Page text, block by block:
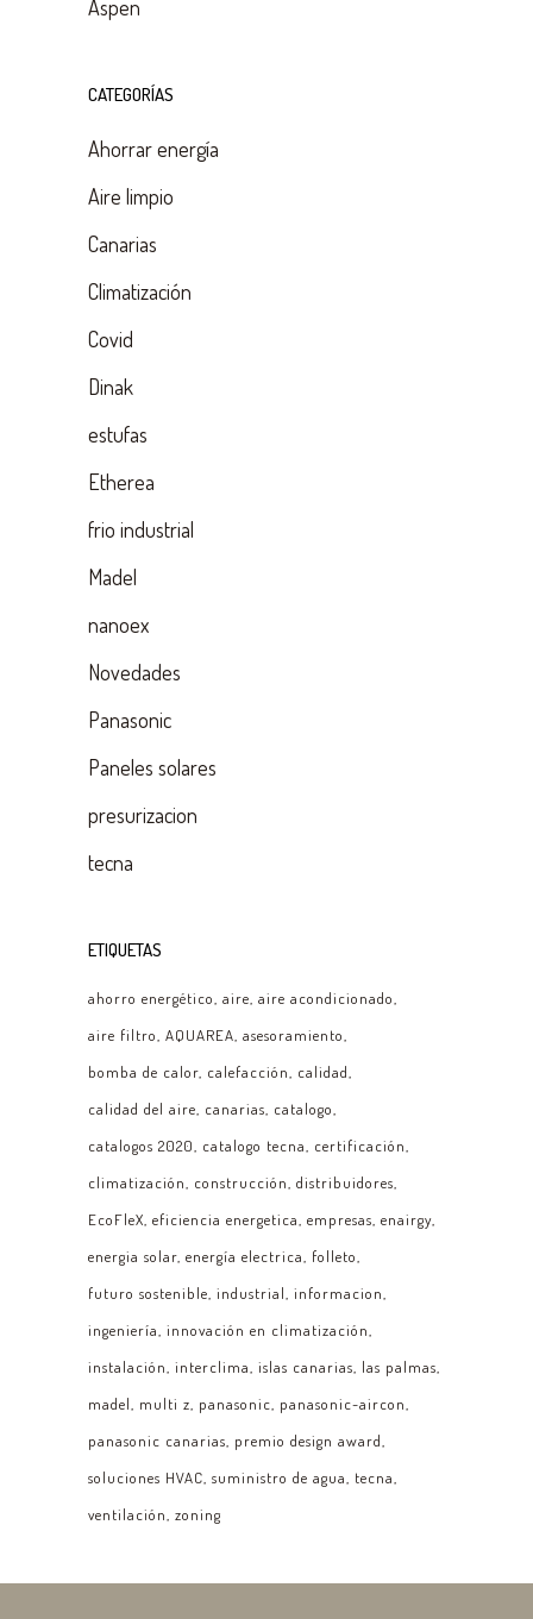
Aspen
CATEGORÍAS
Ahorrar energía
Aire limpio
Canarias
Climatización
Covid
Dinak
estufas
Etherea
frio industrial
Madel
nanoex
Novedades
Panasonic
Paneles solares
presurizacion
tecna
ETIQUETAS
ahorro energético aire aire acondicionado
aire filtro AQUAREA asesoramiento
bomba de calor calefacción
calidad
calidad del aire canarias catalogo
catalogos 2020
catalogo tecna
certificación
climatización
construcción distribuidores
EcoFleX eficiencia energetica empresas enairgy
energia solar energía electrica
folleto
futuro sostenible industrial informacion
ingeniería innovación en climatización
instalación interclima islas canarias las palmas
madel
multi z panasonic panasonic-aircon
panasonic canarias premio design award
soluciones HVAC suministro de agua
tecna
ventilación zoning